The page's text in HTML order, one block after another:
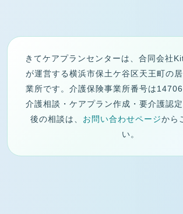
きてケアプランセンターは、合同会社
が運営する横浜市保土ケ谷区天王町の
業所です。介護保険事業所番号は
介護相談・ケアプラン作成・要介護認
後の相談は、 お問い合わせページから
い。